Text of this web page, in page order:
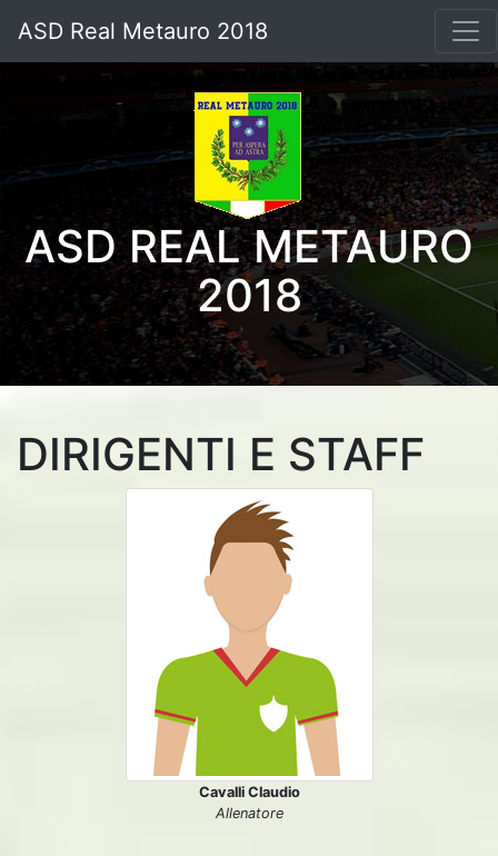
ASD Real Metauro 2018
ASD REAL METAURO
2018
DIRIGENTI E STAFF
Cavalli Claudio
Allenatore